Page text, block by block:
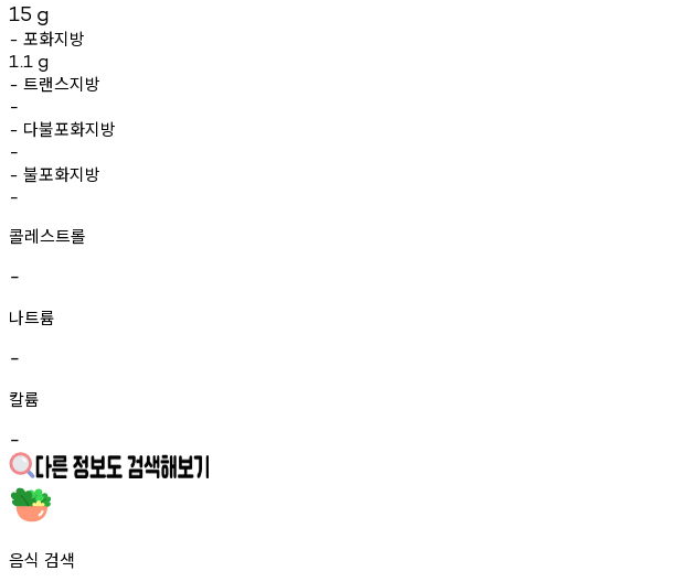
15 g
- 포화지방
1.1 g
- 트랜스지방
-
- 다불포화지방
-
- 불포화지방
-
콜레스트롤
-
나트륨
-
칼륨
-
음식 검색